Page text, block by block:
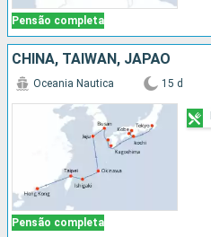
Pensão completa
CHINA, TAIWAN, JAPÃO
Pensão completa
Oceania Nautica 15 d